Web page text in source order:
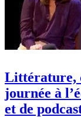
Littérature,
journée à
et de